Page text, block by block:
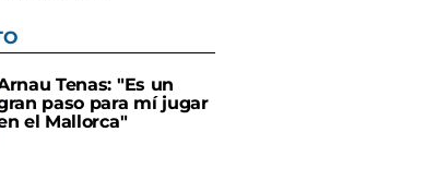
Tenas: "Es un
paso para mí jugar
el Mallorca"